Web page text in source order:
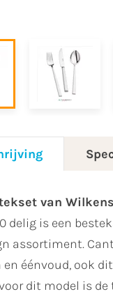
van Wilkens
delig is een
assortiment.
éénvoud, ook
dit model is